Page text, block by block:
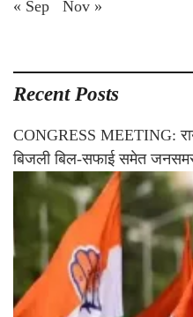
« Sep Nov »
Recent Posts
CONGRESS MEETING:
बिजली बिल-सफाई समेत